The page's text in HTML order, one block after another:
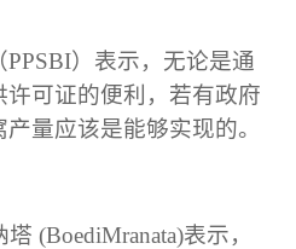
）表示，无论是通
可证的便利，若有政府
量应该是能够实现的。
(BoediMranata)表示，